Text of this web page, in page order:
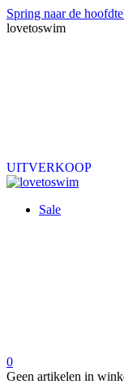
Spring naar de
lovetoswim
UITVERKOOP
Sale
0
Geen artikelen in